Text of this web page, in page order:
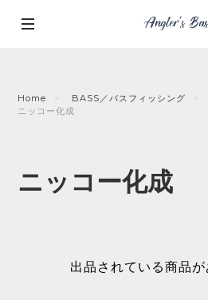
Home BASS／バスフィッシング
ニッコー化成
ニッコー化成
出品されている商品が